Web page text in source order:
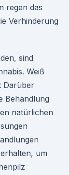
regen das
Verhinderung
sind
Weiß
Darüber
Behandlung
natürlichen
um